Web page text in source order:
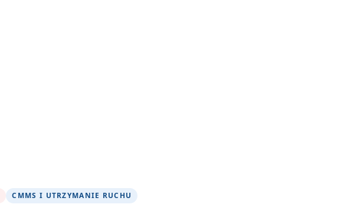
CMMS I UTRZYMANIE RUCHU